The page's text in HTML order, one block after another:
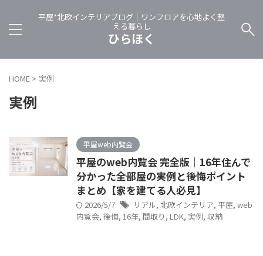
平屋*北欧インテリアブログ｜ワンフロアを心地よく整
える暮らし
ひらほく
HOME > 実例
実例
平屋web内覧会
平屋のweb内覧会 完全版｜16年住んで
分かった全部屋の実例と後悔ポイント
まとめ【家を建てる人必見】
2026/5/7 リアル, 北欧インテリア, 平屋, web
内覧会, 後悔, 16年, 間取り , LDK, 実例, 収納